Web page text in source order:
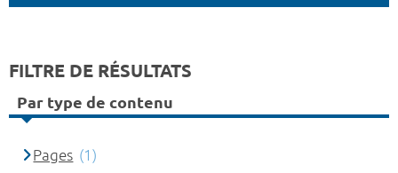
FILTRE DE RÉSULTATS
Par type de contenu
Pages (1)